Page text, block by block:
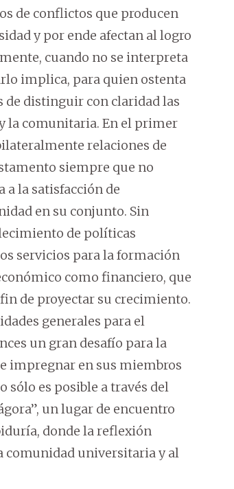
de conflictos que producen
y por ende afectan al logro
cuando no se interpreta
implica, para quien ostenta
de distinguir con claridad las
la comunitaria. En el primer
relaciones de
siempre que no
a la satisfacción de
en su conjunto. Sin
de políticas
servicios para la formación
como financiero, que
de proyectar su crecimiento.
generales para el
un gran desafío para la
impregnar en sus miembros
sólo es posible a través del
un lugar de encuentro
donde la reflexión
comunidad universitaria y al